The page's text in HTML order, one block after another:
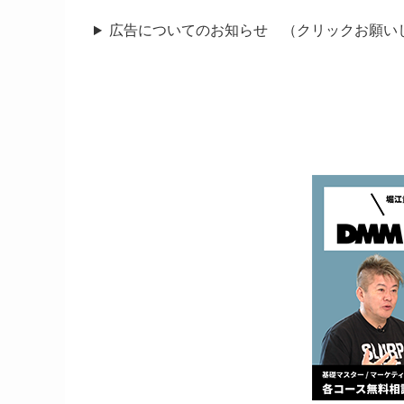
広告についてのお知らせ （クリックお願い